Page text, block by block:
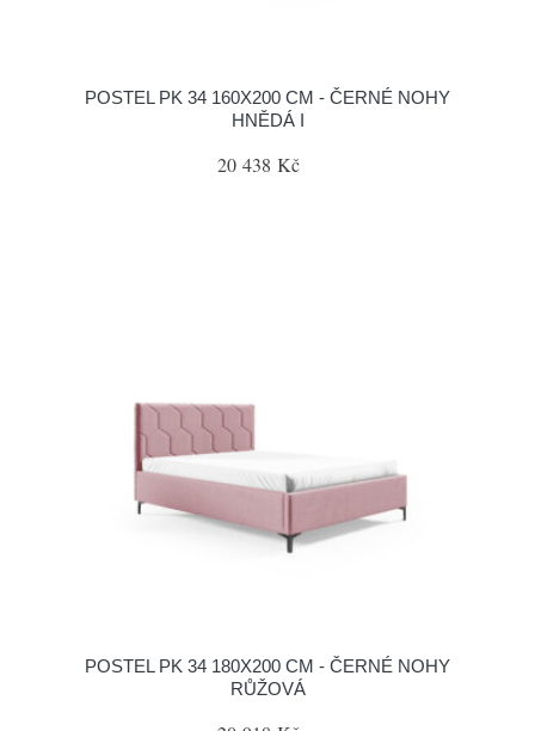
POSTEL PK 34 160X200 CM - ČERNÉ NOHY
HNĚDÁ I
20 438 Kč
POSTEL PK 34 180X200 CM - ČERNÉ NOHY
RŮŽOVÁ